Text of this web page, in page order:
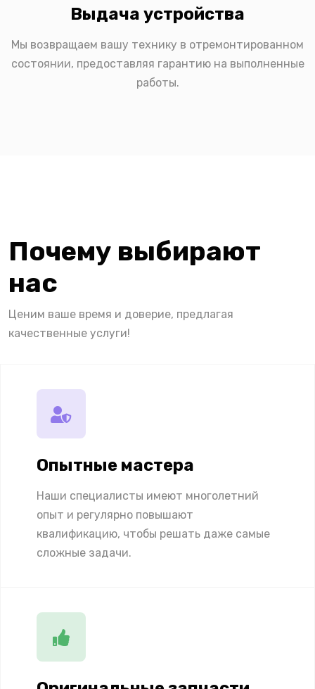
Выдача устройства
Мы возвращаем вашу технику в отремонтированном
состоянии, предоставляя гарантию на выполненные
работы.
Почему выбирают
нас
Ценим ваше время и доверие, предлагая
качественные услуги!
Опытные мастера
Наши специалисты имеют многолетний
опыт и регулярно повышают
квалификацию, чтобы решать даже самые
сложные задачи.